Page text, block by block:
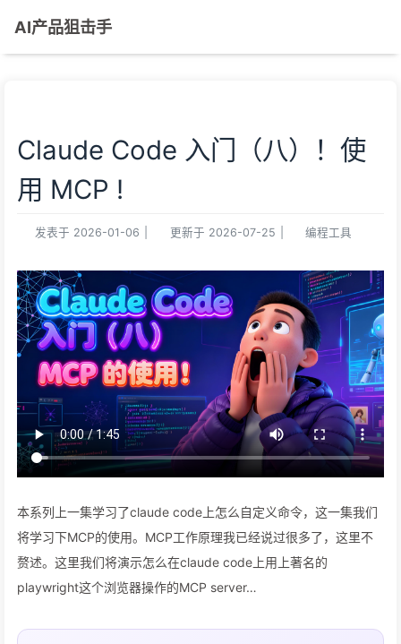
AI产品狙击手
Claude Code 入门（八）！使
用 MCP !
发表于 2026-01-06 更新于 2026-07-25 编程工具
本系列上一集学习了claude code上怎么自定义命令，这一集我们
将学习下MCP的使用。MCP工作原理我已经说过很多了，这里不
赘述。这里我们将演示怎么在claude code上用上著名的
playwright这个浏览器操作的MCP server…